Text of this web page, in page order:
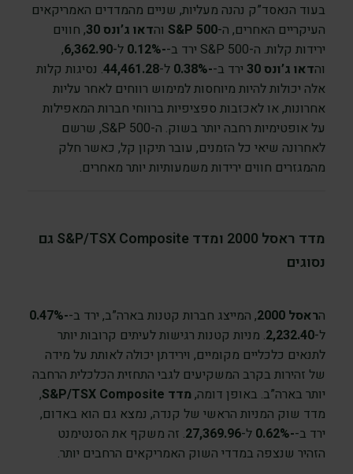
בעוד הנאסד”ק נהנה מעליות, שניים מהמדדים האמריקאים
העיקריים האחרים, ה-S&P 500 והדאו ג’ונס 30
, חווים
ירידות קלות. ה-S&P 500 ירד ב-
-0.12% ל-6,362.90
,
והדאו ג’ונס 30 ירד ב--0.38% ל-44,461.28. נסיגות קלות
אלה יכולות להיות מיוחסות למימוש רווחים לאחר עליות
אחרונות, או לאכזבות ספציפיות ברווחי חברות המאפילות
על אופטימיות רחבה יותר בשוק. ה-S&P 500, שרשם
לאחרונה שיאי כל הזמנים, עובר תיקון קל, כאשר חלק
מהמגזרים חווים ירידות משמעותיות יותר מאחרים.
מדד ראסל 2000 ומדד S&P/TSX Composite גם
נסוגים
הראסל 2000 , המייצג חברות קטנות בארה”ב, ירד ב--0.47%
ל-2,232.40. מניות קטנות רגישות לעיתים קרובות יותר
לתנאים כלכליים מקומיים, וירידתן יכולה לאותת על מידה
של זהירות בקרב המשקיעים לגבי התחזית הכלכלית הרחבה
יותר בארה”ב. באופן דומה, מדד S&P/TSX Composite
,
מדד שוק המניות הראשי של קנדה, נמצא גם הוא באדום,
ירד ב--0.62% ל-27,369.96. זה משקף את הסנטימנט
הזהיר שנצפה במדדי השוק האמריקאים הרחבים יותר.